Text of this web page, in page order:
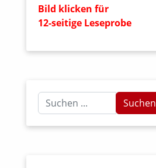
Bild klicken für
12-seitige Leseprobe
Suchen
...
Suchen